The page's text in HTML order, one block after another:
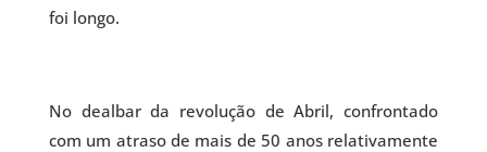
foi longo.
No dealbar da revolução de Abril, confrontado
com um atraso de mais de 50 anos relativamente